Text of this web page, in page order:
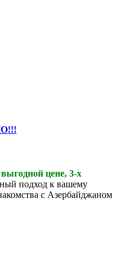
цене, 3-х
подход к вашему
с Азербайджаном